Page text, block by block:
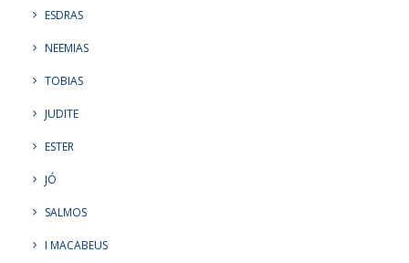
ESDRAS
NEEMIAS
TOBIAS
JUDITE
ESTER
JÓ
SALMOS
I MACABEUS